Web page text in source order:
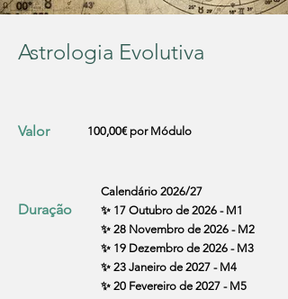
Astrologia Evolutiva
Calendário 2026/27
✨ 17 Outubro de 2026 - M1
✨ 28 Novembro de 2026 - M2
✨ 19 Dezembro de 2026 - M3
✨ 23 Janeiro de 2027 - M4
✨ 20 Fevereiro de 2027 - M5
100,00€ por Módulo
Valor
Duração